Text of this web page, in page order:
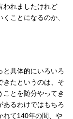
われましたけれど
ことになるのか、
と具体的にいろいろ
きたというのは、そ
ことを随分やってき
あるわけではもちろ
れて140年の間、や